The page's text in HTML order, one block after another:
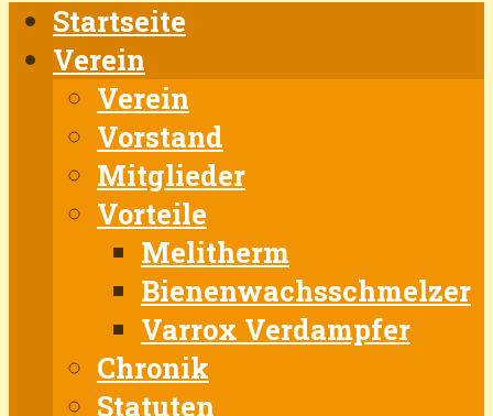
Startseite
Verein
Verein
Vorstand
Mitglieder
Vorteile
Melitherm
Bienenwachsschmelzer
Varrox Verdampfer
Chronik
Statuten